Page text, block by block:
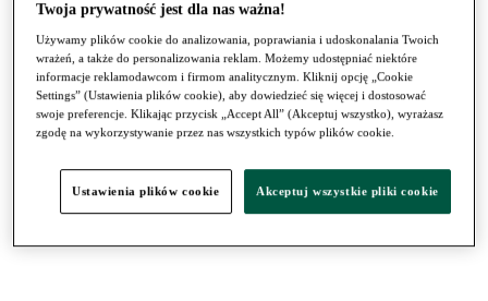
● ●●
Twoja prywatność jest dla nas ważna!
Używamy plików cookie do analizowania, poprawiania i udoskonalania Twoich
wrażeń, a także do personalizowania reklam. Możemy udostępniać niektóre
informacje reklamodawcom i firmom analitycznym. Kliknij opcję „Cookie
Settings” (Ustawienia plików cookie), aby dowiedzieć się więcej i dostosować
swoje preferencje. Klikając przycisk „Accept All” (Akceptuj wszystko), wyrażasz
zgodę na wykorzystywanie przez nas wszystkich typów plików cookie.
Ustawienia plików cookie Akceptuj wszystkie pliki cookie